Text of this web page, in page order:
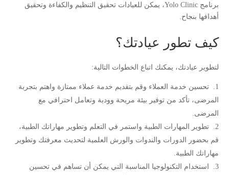
برنامج Yolo Clinic، يمكن للعيادات تحقيق التنظيم والكفاءة وتحقيق
أهدافها بنجاح.
كيف تطور عيادتك؟
لتطوير عيادتك، يمكنك اتباع الخطوات التالية:
تحسين خدمة العملاء وقم بتقديم خدمة عملاء ممتازة واهتم بتجربة
المرضى، تأكد من توفير بيئة مريحة وودية وتعامل احترافي مع
المرضى.
تطوير المهارات الطبية واستمر في التعلم وتطوير مهاراتك الطبية،
قم بحضور الدورات والندوات والورش العلمية لتحديث معرفتك وتطوير
مهاراتك الطبية.
استخدام التكنولوجيا المناسبة التي يمكن أن تساهم في تحسين